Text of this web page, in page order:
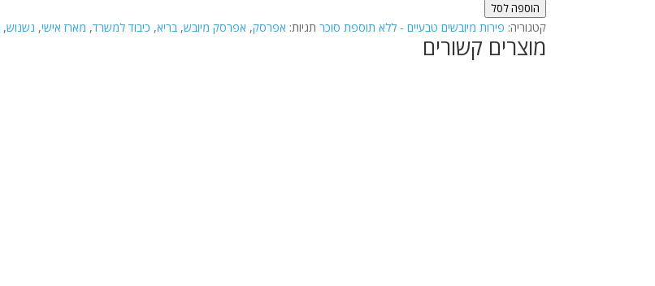
הוספה לסל
קטגוריה: פירות מיובשים טבעיים - ללא תוספת סוכר תגיות: אפרסק, אפרסק מיובש,בריא, כיבוד למשרד, מארז אישי, נשנוש,
מוצרים קשורים